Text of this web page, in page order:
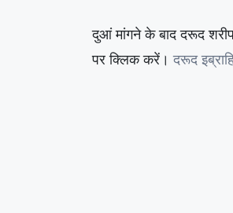
दुआं मांगने के बाद दरूद
पर क्लिक करें।दरूद